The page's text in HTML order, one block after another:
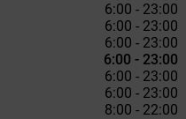
6:00 - 23:00
6:00 - 23:00
6:00 - 23:00
6:00 - 23:00
6:00 - 23:00
6:00 - 23:00
8:00 - 22:00